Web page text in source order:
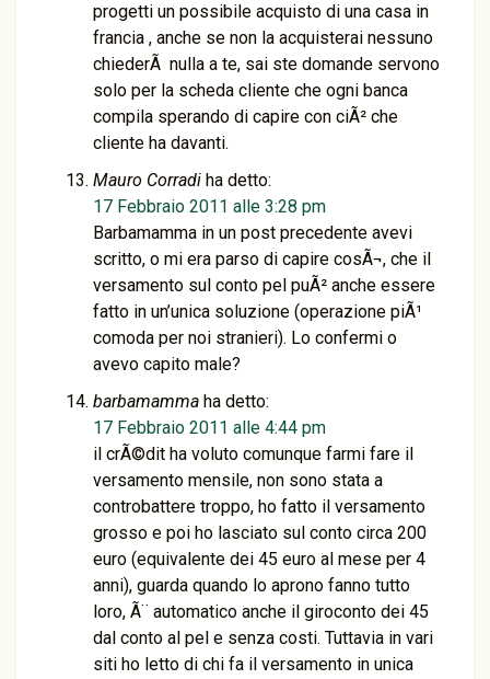
progetti un possibile acquisto di una casa in
francia , anche se non la acquisterai nessuno
chiederÃ nulla a te, sai ste domande servono
solo per la scheda cliente che ogni banca
compila sperando di capire con ciÃ² che
cliente ha davanti.
Mauro Corradi ha detto:
17 Febbraio 2011 alle 3:28 pm
Barbamamma in un post precedente avevi
scritto, o mi era parso di capire cosÃ¬, che il
versamento sul conto pel puÃ² anche essere
fatto in un’unica soluzione (operazione piÃ¹
comoda per noi stranieri). Lo confermi o
avevo capito male?
barbamamma ha detto:
17 Febbraio 2011 alle 4:44 pm
il crÃ©dit ha voluto comunque farmi fare il
versamento mensile, non sono stata a
controbattere troppo, ho fatto il versamento
grosso e poi ho lasciato sul conto circa 200
euro (equivalente dei 45 euro al mese per 4
anni), guarda quando lo aprono fanno tutto
loro, Ã¨ automatico anche il giroconto dei 45
dal conto al pel e senza costi. Tuttavia in vari
siti ho letto di chi fa il versamento in unica